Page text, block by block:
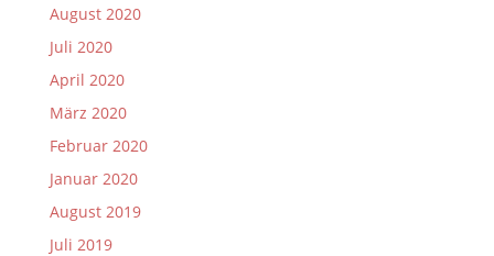
August 2020
Juli 2020
April 2020
März 2020
Februar 2020
Januar 2020
August 2019
Juli 2019